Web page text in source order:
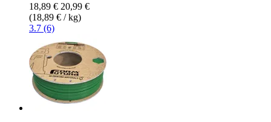
18,89 € 20,99 €
(18,89 € / kg)
3.7 (6)